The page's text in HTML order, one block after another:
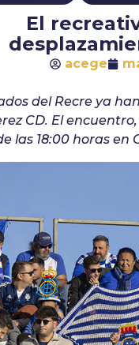
El
acege
del Recre ya
CD. El
las 18:00 horas en